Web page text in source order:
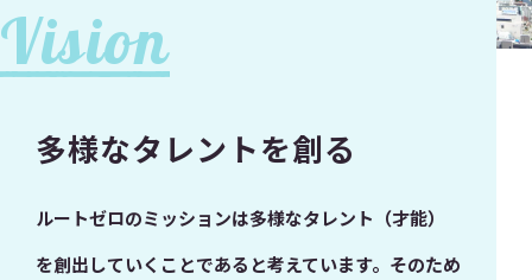
Vision
多様なタレントを創る
ルートゼロのミッションは多様なタレント（才能）
を創出していくことであると考えています。そのため